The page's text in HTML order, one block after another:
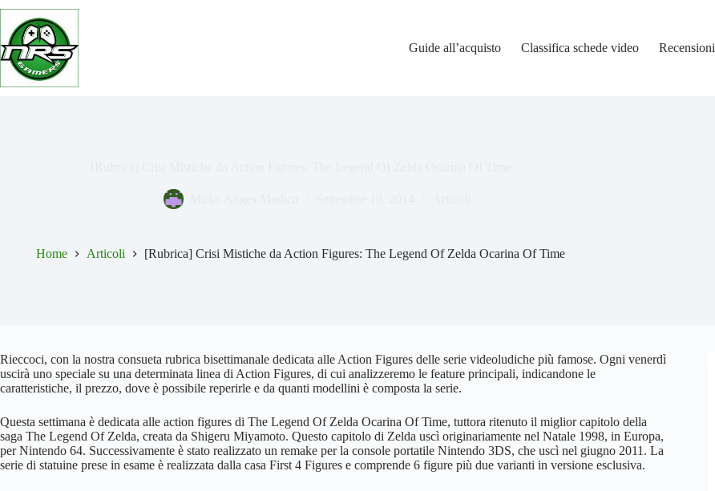
Salta
contenuto
Guide all’acquisto
Classifica schede video Recensioni
Home Articoli [Rubrica] Crisi Mistiche da Action Figures: The Legend Of Zelda Ocarina Of Time
Rieccoci, con la nostra consueta rubrica bisettimanale dedicata alle Action Figures delle serie videoludiche più famose. Ogni venerdì
uscirà uno speciale su una determinata linea di Action Figures, di cui analizzeremo le feature principali, indicandone le
caratteristiche, il prezzo, dove è possibile reperirle e da quanti modellini è composta la serie.
Questa settimana è dedicata alle action figures di The Legend Of Zelda Ocarina Of Time, tuttora ritenuto il miglior capitolo della
saga The Legend Of Zelda, creata da Shigeru Miyamoto. Questo capitolo di Zelda uscì originariamente nel Natale 1998, in Europa,
per Nintendo 64. Successivamente è stato realizzato un remake per la console portatile Nintendo 3DS, che uscì nel giugno 2011. La
serie di statuine prese in esame è realizzata dalla casa First 4 Figures e comprende 6 figure più due varianti in versione esclusiva.